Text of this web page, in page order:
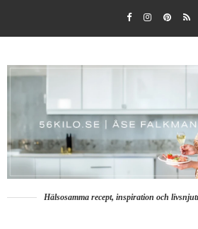
Hälsosamma recept, inspiration och